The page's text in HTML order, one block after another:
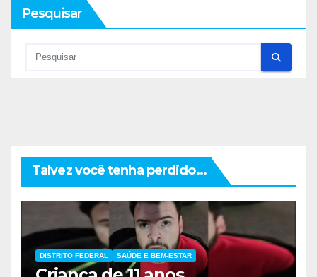
Pesquisar
Talvez você tenha perdido...
DISTRITO FEDERAL SAÚDE E BEM-ESTAR